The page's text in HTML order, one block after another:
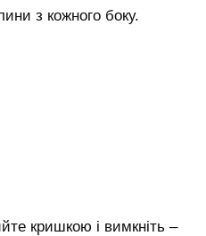
з кожного боку.
кришкою і вимкніть –